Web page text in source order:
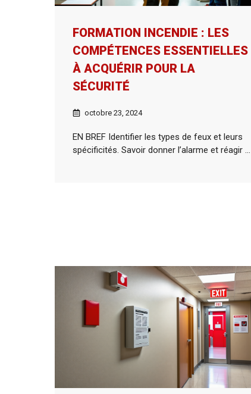
FORMATION INCENDIE : LES
COMPÉTENCES ESSENTIELLES
À ACQUÉRIR POUR LA
SÉCURITÉ
octobre 23, 2024
EN BREF Identifier les types de feux et leurs
spécificités. Savoir donner l’alarme et réagir ...